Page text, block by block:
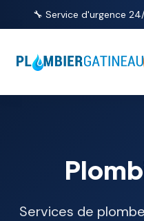
🔧 Service d'urgence
Services de